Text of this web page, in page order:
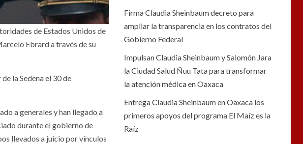
de Estados Unidos de
Ebrard a través de su
la Sedena el 30 de
a generales y han llegado a
durante el gobierno de
llevados a juicio por vínculos
Firma Claudia Sheinbaum decreto para
ampliar la transparencia en los contratos del
Gobierno Federal
Impulsan Claudia Sheinbaum y Salomón Jara
la Ciudad Salud Ñuu Tata para transformar
la atención médica en Oaxaca
Entrega Claudia Sheinbaum en Oaxaca los
primeros apoyos del programa El Maíz es la
Raíz